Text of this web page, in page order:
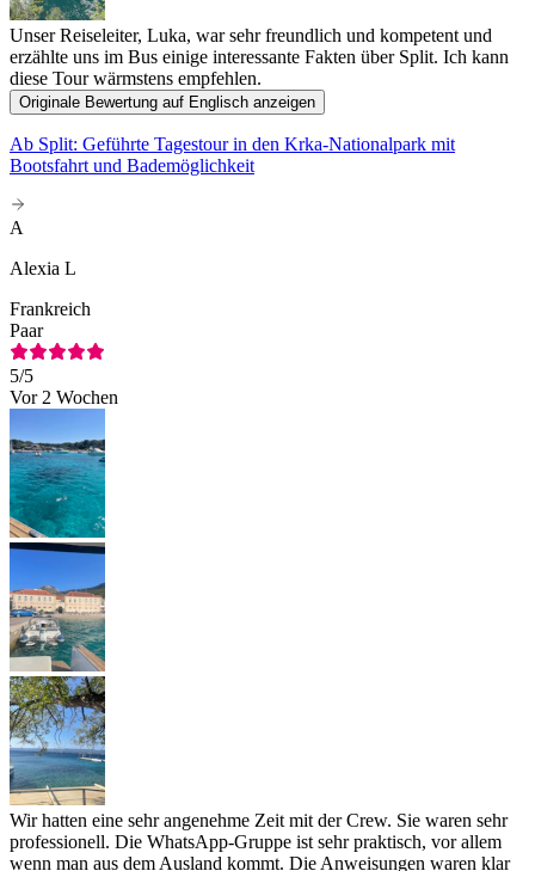
Unser Reiseleiter, Luka, war sehr freundlich und kompetent und
erzählte uns im Bus einige interessante Fakten über Split. Ich kann
diese Tour wärmstens empfehlen.
Originale Bewertung auf Englisch anzeigen
Ab Split: Geführte Tagestour in den Krka-Nationalpark mit
Bootsfahrt und Bademöglichkeit
A
Alexia L
Frankreich
Paar
5/5
Vor 2 Wochen
Wir hatten eine sehr angenehme Zeit mit der Crew. Sie waren sehr
professionell. Die WhatsApp-Gruppe ist sehr praktisch, vor allem
wenn man aus dem Ausland kommt. Die Anweisungen waren klar